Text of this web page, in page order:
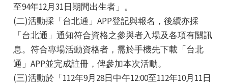
至94年12月31日期間出生者」。
(二)活動採「台北通」APP登記與報名，後續亦採
「台北通」通知符合資格之參與者入場及各項有關訊
息。符合專場活動資格者，需於手機先下載「台北
通」APP並完成註冊，俾參加本次活動。
(三)活動於「112年9月28日中午12:00至112年10月11日